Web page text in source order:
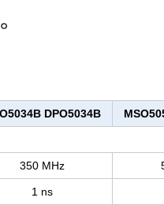
DPO5034B
350 MHz
1 ns